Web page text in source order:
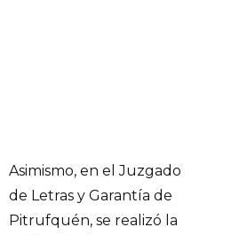
Asimismo, en el Juzgado
de Letras y Garantía de
Pitrufquén, se realizó la